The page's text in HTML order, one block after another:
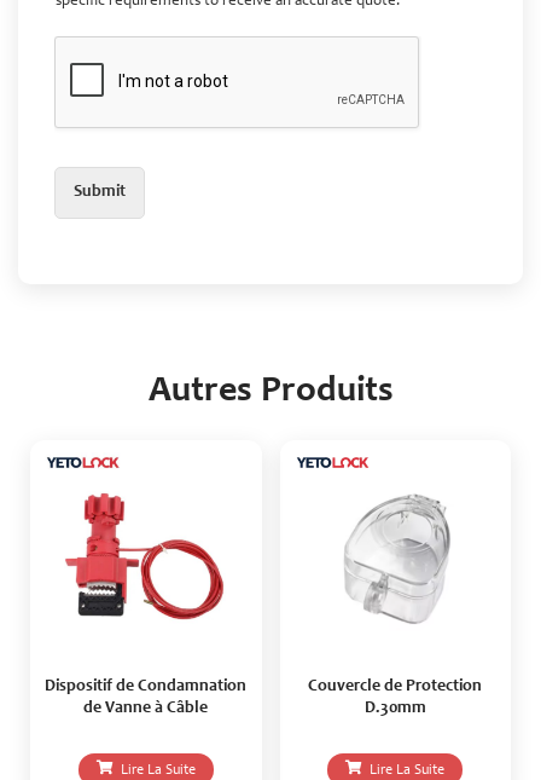
Submit
Autres Produits
Dispositif de Condamnation
de Vanne à Câble
Lire La Suite
Couvercle de Protection
D.30mm
Lire La Suite